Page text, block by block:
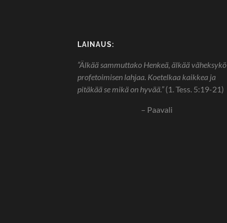
LAINAUS:
”Älkää sammuttako Henkeä, älkää väheksykö
profetoimisen lahjaa. Koetelkaa kaikkea ja
pitäkää se mikä on hyvää.”(1. Tess. 5:19-21)
– Paavali